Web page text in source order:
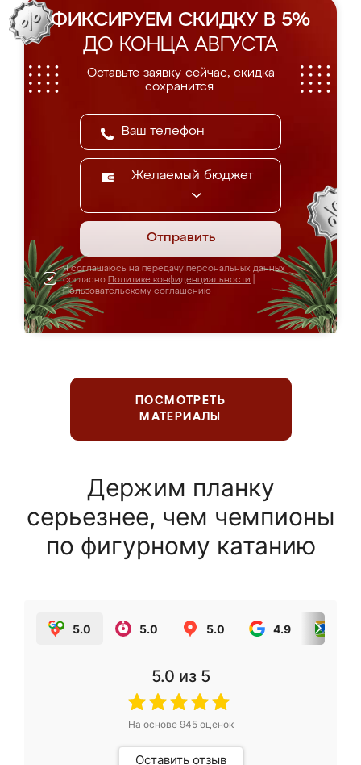
ФИКСИРУЕМ СКИДКУ В 5%
ДО КОНЦА АВГУСТА
Оставьте заявку сейчас, скидка
сохранится.
Желаемый бюджет
Отправить
Я соглашаюсь на передачу персональных данных
согласно Политике конфиденциальности
Пользовательскому соглашению
ПОСМОТРЕТЬ
МАТЕРИАЛЫ
Держим планку
серьезнее, чем чемпионы
по фигурному катанию
5.0 5.0 5.0 4.9
5.0 из 5
На основе 945оценок
Оставить отзыв